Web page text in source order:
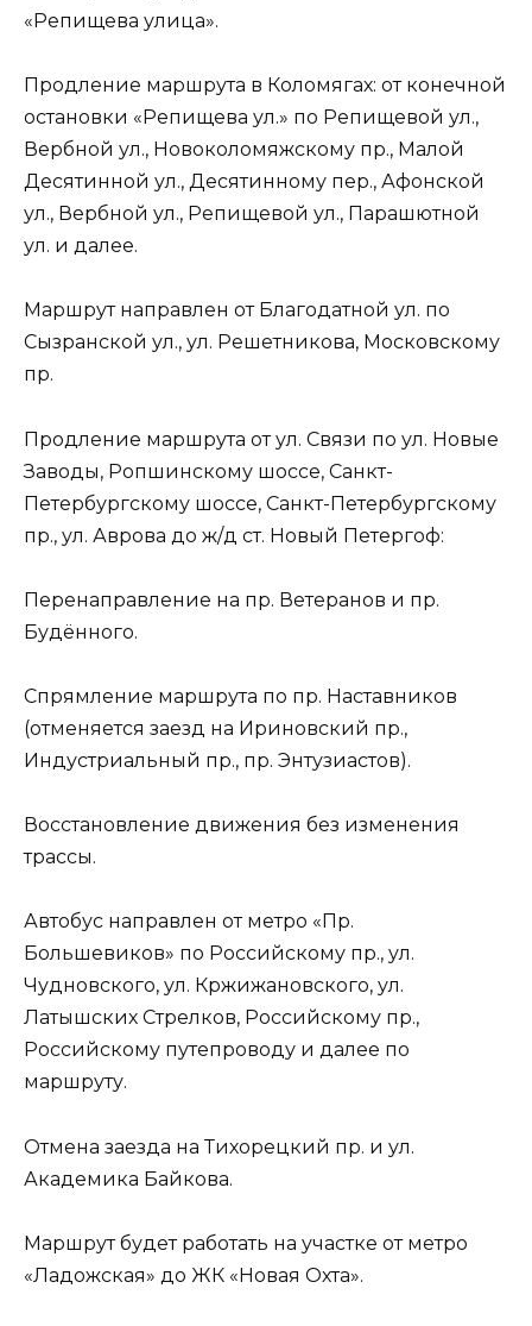
«Репищева улица».
Продление маршрута в Коломягах: от конечной
остановки «Репищева ул.» по Репищевой ул.,
Вербной ул., Новоколомяжскому пр., Малой
Десятинной ул., Десятинному пер., Афонской
ул., Вербной ул., Репищевой ул., Парашютной
ул. и далее.
Маршрут направлен от Благодатной ул. по
Сызранской ул., ул. Решетникова, Московскому
пр.
Продление маршрута от ул. Связи по ул. Новые
Заводы, Ропшинскому шоссе, Санкт-
Петербургскому шоссе, Санкт-Петербургскому
пр., ул. Аврова до ж/д ст. Новый Петергоф:
Перенаправление на пр. Ветеранов и пр.
Будённого.
Спрямление маршрута по пр. Наставников
(отменяется заезд на Ириновский пр.,
Индустриальный пр., пр. Энтузиастов).
Восстановление движения без изменения
трассы.
Автобус направлен от метро «Пр.
Большевиков» по Российскому пр., ул.
Чудновского, ул. Кржижановского, ул.
Латышских Стрелков, Российскому пр.,
Российскому путепроводу и далее по
маршруту.
Отмена заезда на Тихорецкий пр. и ул.
Академика Байкова.
Маршрут будет работать на участке от метро
«Ладожская» до ЖК «Новая Охта».